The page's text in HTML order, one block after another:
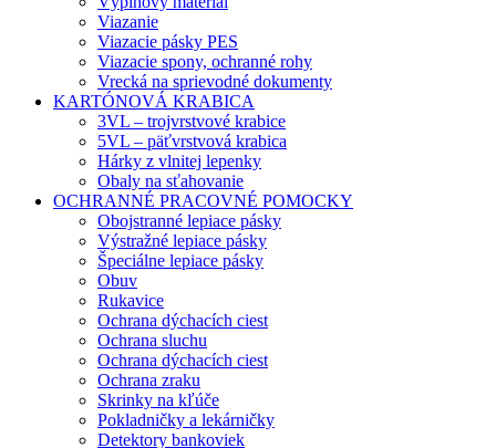
Viazanie
Viazacie pásky PES
Viazacie spony, ochranné rohy
Vrecká na sprievodné dokumenty
KARTÓNOVÁ KRABICA
3VL – trojvrstvové krabice
5VL – päťvrstvová krabica
Hárky z vlnitej lepenky
Obaly na sťahovanie
OCHRANNÉ PRACOVNÉ POMOCKY
Obojstranné lepiace pásky
Výstražné lepiace pásky
Špeciálne lepiace pásky
Obuv
Rukavice
Ochrana dýchacích ciest
Ochrana sluchu
Ochrana dýchacích ciest
Ochrana zraku
Skrinky na kľúče
Pokladničky a lekárničky
Detektory bankoviek